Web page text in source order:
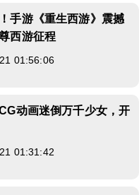
手游《重生西游》震撼
西游征程
01:56:06
动画迷倒万千少女，开
01:31:42